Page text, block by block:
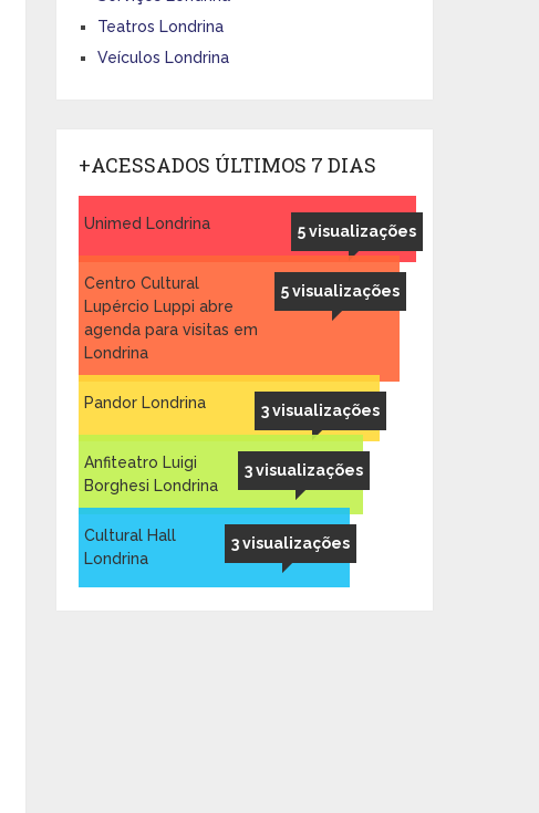
Teatros Londrina
Veículos Londrina
+ACESSADOS ÚLTIMOS 7 DIAS
5 visualizações
Unimed Londrina
5 visualizações
Centro Cultural
Lupércio Luppi abre
agenda para visitas em
Londrina
3 visualizações
Pandor Londrina
3 visualizações
Anfiteatro Luigi
Borghesi Londrina
3 visualizações
Cultural Hall
Londrina